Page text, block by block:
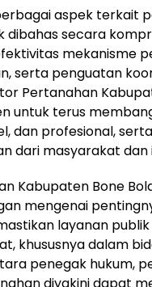
aspek terkait
dibahas secara
mekanisme
serta penguatan
Pertanahan
untuk terus
dan profesional,
dari masyarakat
Kabupaten Bone
mengenai
layanan
khususnya dalam
penegak hukum,